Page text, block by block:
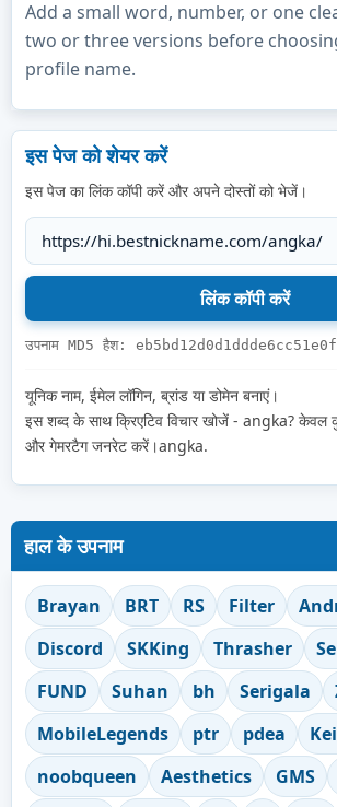
Add a small word, number, or one
two or three versions before
profile name.
इस पेज को शेयर करें
इस पेज का लिंक कॉपी करें और अपने दोस्तों को भेजें।
उपनाम MD5 हैश:
यूनिक नाम, ईमेल लॉगिन, ब्रांड या डोमेन बनाएं।
इस शब्द के साथ क्रिएटिव विचार खोजें - angka?
और गेमरटैग जनरेट करें।angka.
हाल के उपनाम
Brayan BRT RS Filter
Discord
SKKing Thrasher
FUND
Suhan bh Serigala
MobileLegends
ptr pdea
noobqueen
Aesthetics GMS